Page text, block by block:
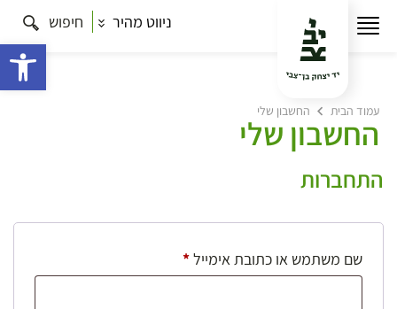
ניווט מהיר חיפוש
עמוד הבית החשבון שלי
החשבון שלי
התחברות
שם משתמש או כתובת אימייל*חובה